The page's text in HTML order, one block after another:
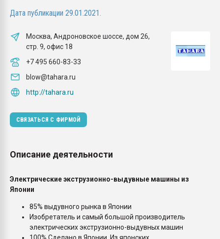
ПЕРЕЙТИ НА
Дата публикации 29.01.2021.
Москва, Андроновское шоссе, дом 26,
стр. 9, офис 18
+7 495 660-83-33
blow@tahara.ru
http://tahara.ru
СВЯЗАТЬСЯ С ФИРМОЙ
Описание деятельности
Электрические экструзионно-выдувные машины из
Японии
85% выдувного рынка в Японии
Изобретатель и самый большой производитель
электрических экструзионно-выдувных машин
100% Сделано в Японии. Из японских